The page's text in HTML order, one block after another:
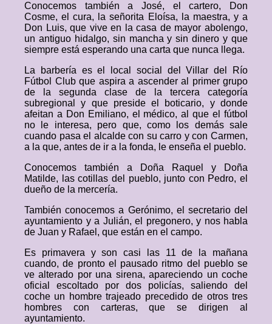
Conocemos también a José, el cartero, Don
Cosme, el cura, la señorita Eloísa, la maestra, y a
Don Luis, que vive en la casa de mayor abolengo,
un antiguo hidalgo, sin mancha y sin dinero y que
siempre está esperando una carta que nunca llega.
La barbería es el local social del Villar del Río
Fútbol Club que aspira a ascender al primer grupo
de la segunda clase de la tercera categoría
subregional y que preside el boticario, y donde
afeitan a Don Emiliano, el médico, al que el fútbol
no le interesa, pero que, como los demás sale
cuando pasa el alcalde con su carro y con Carmen,
a la que, antes de ir a la fonda, le enseña el pueblo.
Conocemos también a Doña Raquel y Doña
Matilde, las cotillas del pueblo, junto con Pedro, el
dueño de la mercería.
También conocemos a Gerónimo, el secretario del
ayuntamiento y a Julián, el pregonero, y nos habla
de Juan y Rafael, que están en el campo.
Es primavera y son casi las 11 de la mañana
cuando, de pronto el pausado ritmo del pueblo se
ve alterado por una sirena, apareciendo un coche
oficial escoltado por dos policías, saliendo del
coche un hombre trajeado precedido de otros tres
hombres con carteras, que se dirigen al
ayuntamiento.